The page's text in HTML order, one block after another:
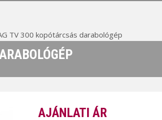
TV 300 kopótárcsás darabológép
AJÁNLATI ÁR